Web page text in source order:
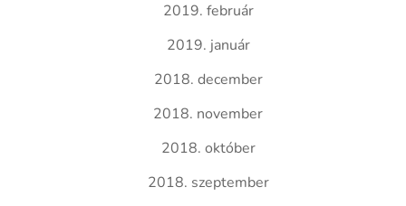
2019. február
2019. január
2018. december
2018. november
2018. október
2018. szeptember